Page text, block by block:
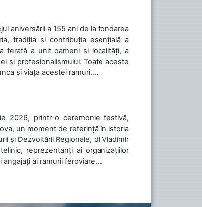
aniversării a 155 ani de la fondarea
tradiția și contribuția esențială a
ferată a unit oameni și localități, a
și profesionalismului. Toate aceste
și viața acestei ramuri....
2026, printr-o ceremonie festivă,
un moment de referință în istoria
și Dezvoltării Regionale, dl Vladimir
reprezentanți ai organizațiilor
ai ramurii feroviare....